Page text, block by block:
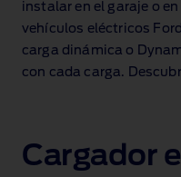
instalar en el garaje o
vehículos eléctricos
carga dinámica o
con cada carga.
Cargador